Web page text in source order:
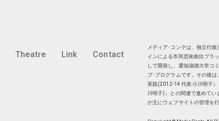
Theatre Link Contact
メディア･コンテは、独立行
インによる市民芸術創出プラ
して開発し、愛知淑徳大学コ
プ･プログラムです。その後
実践(2012-14 代表:小川明子
川明子)」との関連で進めてい
が主にウェブサイトの管理を